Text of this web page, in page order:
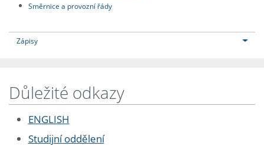
Směrnice a provozní řády
Zápisy
Důležité odkazy
ENGLISH
Studijní oddělení